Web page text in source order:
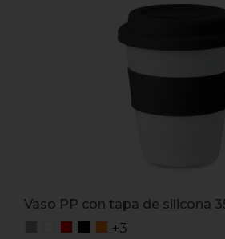
Vaso PP con tapa de silicona
+3